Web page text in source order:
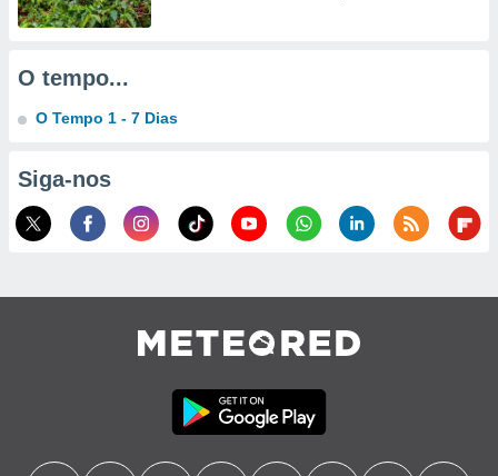
dos
de
de dados
dados
estudos
O tempo...
O Tempo 1 - 7 Dias
Siga-nos